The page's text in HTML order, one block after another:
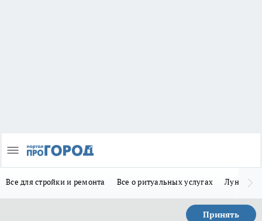
Все для стройки и ремонта Все о ритуальных услугах Лунно-
Принять